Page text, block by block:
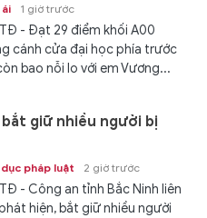
ái 1 giờ trước
- Đạt 29 điểm khối A00
cánh cửa đại học phía trước
bao nỗi lo với em Vương...
giữ nhiều người bị
pháp luật 2 giờ trước
- Công an tỉnh Bắc Ninh liên
hiện, bắt giữ nhiều người